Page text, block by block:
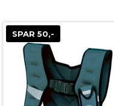
SPAR 50,-